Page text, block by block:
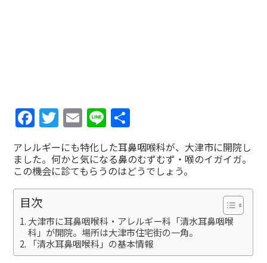
Facebook
Twitter
Email
Line
有
アレルギーにも特化した耳鼻咽喉科が、大津市に開院し
ました。何かと気になる鼻のむずむず・喉のイガイガ。
この機会に診てもらうのはどうでしょう。
目次
大津市に耳鼻咽喉科・アレルギー科「清水耳鼻咽喉
科」が開院。場所は大津市住宅街の一角。
「清水耳鼻咽喉科」の基本情報